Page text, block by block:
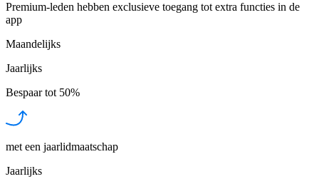
Premium-leden hebben exclusieve toegang tot extra functies in de
app
Maandelijks
Jaarlijks
Bespaar tot 50%
met een jaarlidmaatschap
Jaarlijks